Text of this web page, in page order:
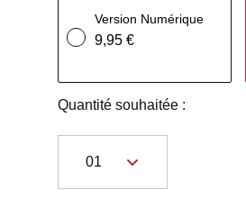
Version Numérique
9,95 €
Quantité souhaitée :